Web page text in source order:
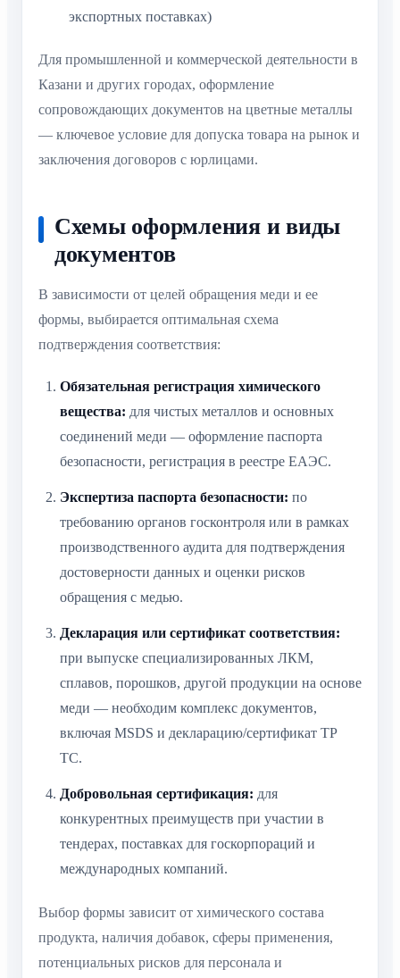
экспортных поставках)
Для промышленной и коммерческой деятельности в
Казани и других городах, оформление
сопровождающих документов на цветные металлы
— ключевое условие для допуска товара на рынок и
заключения договоров с юрлицами.
Схемы оформления и виды
документов
В зависимости от целей обращения меди и ее
формы, выбирается оптимальная схема
подтверждения соответствия:
Обязательная регистрация химического
вещества: для чистых металлов и основных
соединений меди — оформление паспорта
безопасности, регистрация в реестре ЕАЭС.
Экспертиза паспорта безопасности: по
требованию органов госконтроля или в рамках
производственного аудита для подтверждения
достоверности данных и оценки рисков
обращения с медью.
Декларация или сертификат соответствия:
при выпуске специализированных ЛКМ,
сплавов, порошков, другой продукции на основе
меди — необходим комплекс документов,
включая MSDS и декларацию/сертификат ТР
ТС.
Добровольная сертификация: для
конкурентных преимуществ при участии в
тендерах, поставках для госкорпораций и
международных компаний.
Выбор формы зависит от химического состава
продукта, наличия добавок, сферы применения,
потенциальных рисков для персонала и